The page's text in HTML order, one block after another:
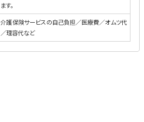
ます。
介護保険サービスの自己負担／医療費／オムツ代
／理容代など